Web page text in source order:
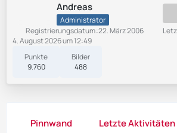
Andreas
Administrator
Punkte
9.760
Bilder
488
Registrierungsdatum 22. März 2006
4. August 2026 um 12:49
Pinnwand Letzte Aktivitäten